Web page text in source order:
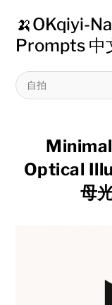
🍌OKqiyi-
Prompts 中
Optical
母